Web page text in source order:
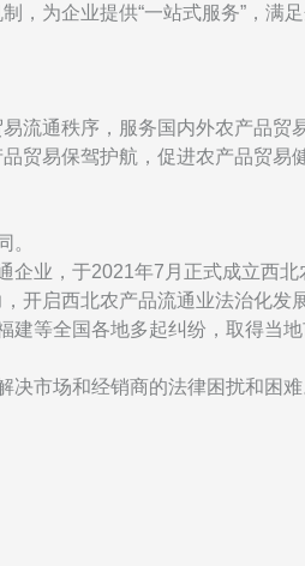
为企业提供“一站式服务”，满
流通秩序，服务国内外农产品
贸易保驾护航，促进农产品贸易
。
企业，于2021年7 月正式成立西
开启西北农产品流通业法治化发
等全国各地多起纠纷，取得当
市场和经销商的法律困扰和困难